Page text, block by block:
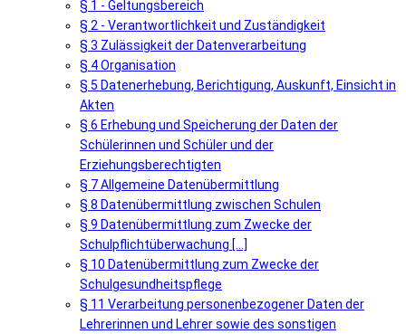
§ 1 - Geltungsbereich
§ 2 - Verantwortlichkeit und Zuständigkeit
§ 3 Zulässigkeit der Datenverarbeitung
§ 4 Organisation
§ 5 Datenerhebung, Berichtigung, Auskunft, Einsicht in
Akten
§ 6 Erhebung und Speicherung der Daten der
Schülerinnen und Schüler und der
Erziehungsberechtigten
§ 7 Allgemeine Datenübermittlung
§ 8 Datenübermittlung zwischen Schulen
§ 9 Datenübermittlung zum Zwecke der
Schulpflichtüberwachung [...]
§ 10 Datenübermittlung zum Zwecke der
Schulgesundheitspflege
§ 11 Verarbeitung personenbezogener Daten der
Lehrerinnen und Lehrer sowie des sonstigen